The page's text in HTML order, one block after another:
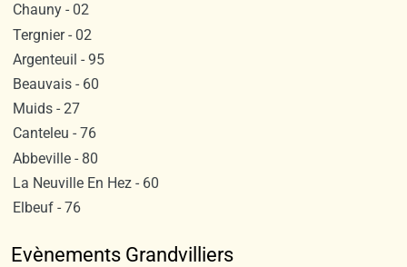
Chauny - 02
Tergnier - 02
Argenteuil - 95
Beauvais - 60
Muids - 27
Canteleu - 76
Abbeville - 80
La Neuville En Hez - 60
Elbeuf - 76
Evènements Grandvilliers